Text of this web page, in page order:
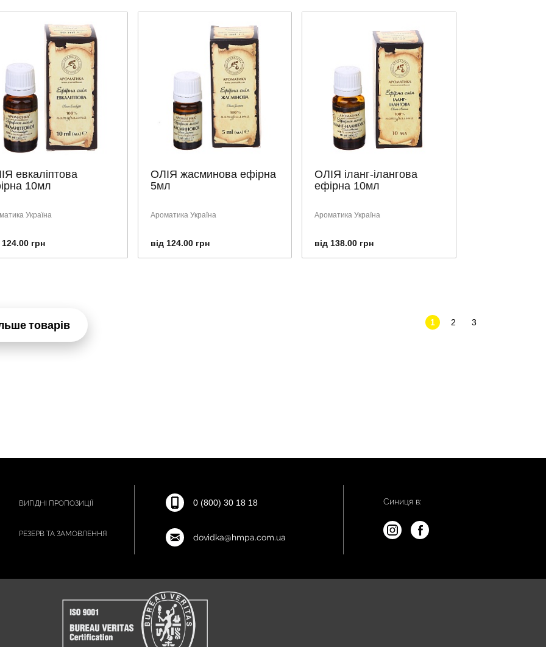
евкаліптова
10мл
Україна
124.00 грн
ОЛІЯ жасминова ефірна
5мл
Ароматика Україна
від 124.00 грн
ОЛІЯ іланг-ілангова
ефірна 10мл
Ароматика Україна
від 138.00 грн
товарів 1 2 3
ВИГІДНІ ПРОПОЗИЦІЇ
РЕЗЕРВ ТА ЗАМОВЛЕННЯ
0 (800) 30 18 18
dovidka@hmpa.com.ua
Синиця в: